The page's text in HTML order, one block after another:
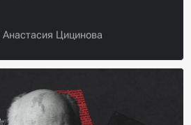
Анастасия Цицинова